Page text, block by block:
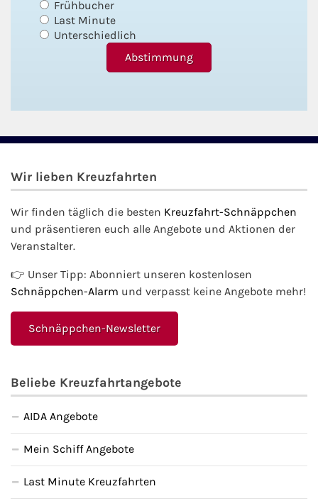
Frühbucher
Last Minute
Unterschiedlich
Wir lieben Kreuzfahrten
Wir finden täglich die besten Kreuzfahrt-Schnäppchen
und präsentieren euch alle Angebote und Aktionen der
Veranstalter.
👉 Unser Tipp: Abonniert unseren kostenlosen
Schnäppchen-Alarm und verpasst keine Angebote mehr!
Schnäppchen-Newsletter
Beliebe Kreuzfahrtangebote
AIDA Angebote
Mein Schiff Angebote
Last Minute Kreuzfahrten